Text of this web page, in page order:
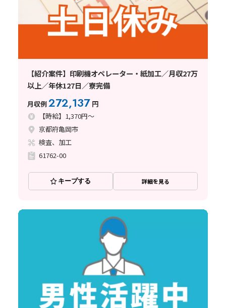
【紹介案件】印刷機オペレーター・紙加工／月収27万
以上／年休127日／寮完備
月収例272,137 円
【時給】1,370円～
京都府亀岡市
検査、加工
61762-00
キープする 詳細を見る